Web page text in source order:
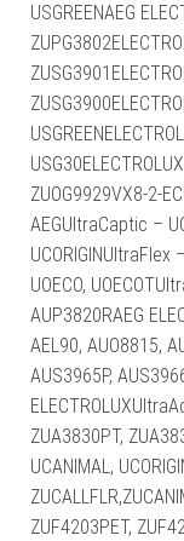
USGREENAEG
ZUOG9929VX8-2-
AEGUltraCaptic –
UCORIGINUltraFlex
UOECO,
AUP3820RAEG
AEL90, AUO8815,
AUS3965P,
ZUA3830PT,
UCANIMAL,
ZUF4203PET,